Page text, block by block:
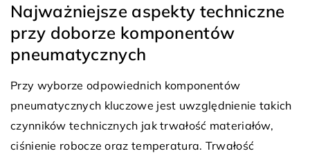
Najważniejsze aspekty techniczne
przy doborze komponentów
pneumatycznych
Przy wyborze odpowiednich komponentów
pneumatycznych kluczowe jest uwzględnienie takich
czynników technicznych jak trwałość materiałów,
ciśnienie robocze oraz temperatura. Trwałość